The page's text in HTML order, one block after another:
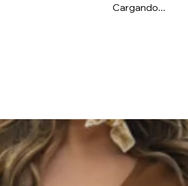
Cargando...